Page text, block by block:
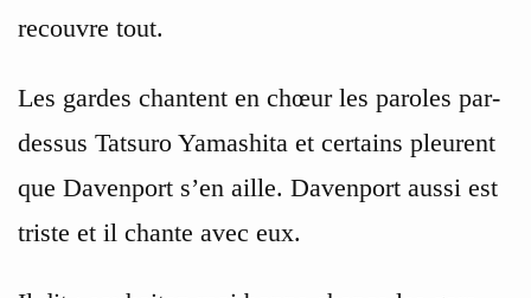
recouvre tout.
Les gardes chantent en chœur les paroles par-
dessus Tatsuro Yamashita et certains pleurent
que Davenport s’en aille. Davenport aussi est
triste et il chante avec eux.